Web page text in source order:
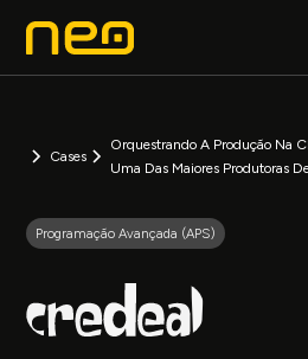
Cases
Orquestrando A Produção Na
Uma Das Maiores Produtoras
Programação Avançada (APS)